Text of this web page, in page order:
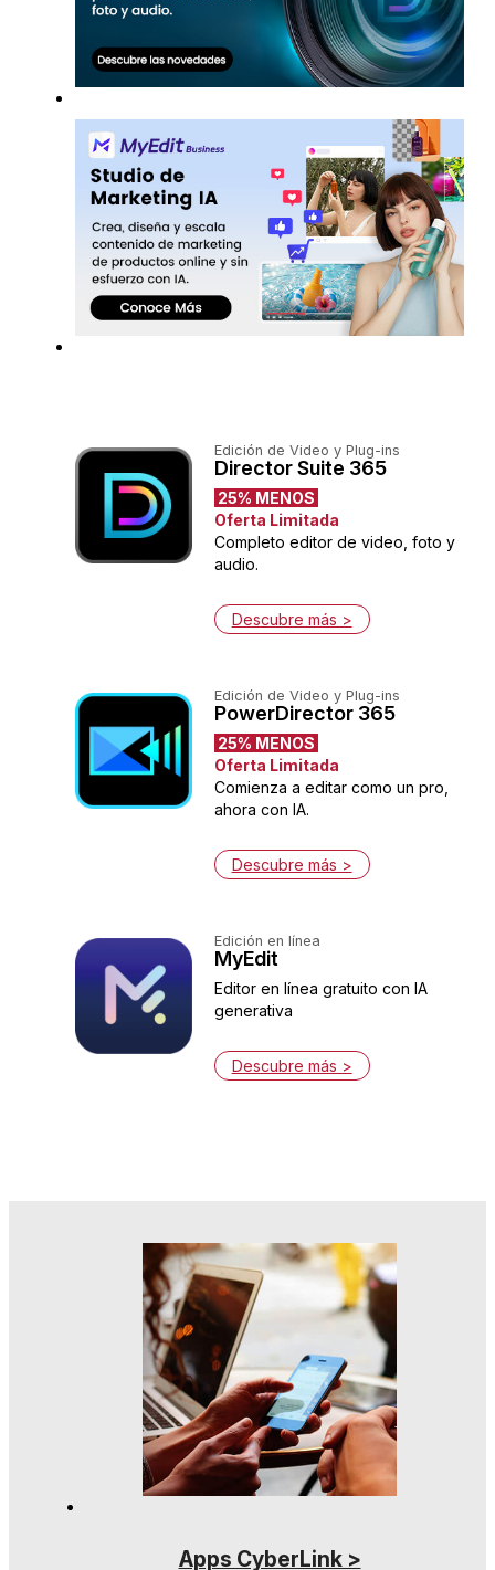
Edición de Video y Plug-ins
Director Suite 365
25% MENOS
Oferta Limitada
Completo editor de video, foto y
audio.
Descubre más >
Edición de Video y Plug-ins
PowerDirector 365
25% MENOS
Oferta Limitada
Comienza a editar como un pro,
ahora con IA.
Descubre más >
Edición en línea
MyEdit
Editor en línea gratuito con IA
generativa
Descubre más >
Apps CyberLink >